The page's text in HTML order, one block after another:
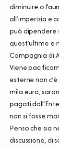
diminuire o
all’imperizia e
può dipendere
quest’ultime e
Compagnia di
Viene
esterne non
mila euro,
pagati
non si fosse
Penso che sia
discussione, di